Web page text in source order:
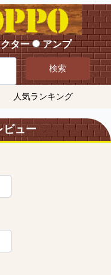
ター アンプ
検索
人気ランキング
ュー